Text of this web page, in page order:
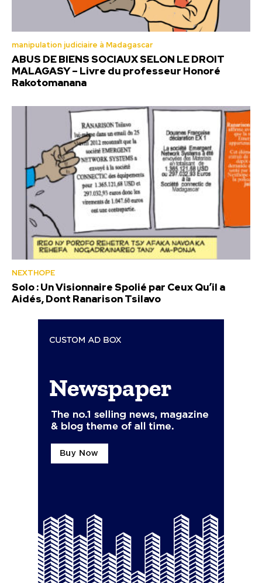
manipulation judiciaire à Madagascar
ABUS DE BIENS SOCIAUX SELON LE DROIT
MALAGASY – Livre du professeur Honoré
Rakotomanana
NEXTHOPE
Solo : Un Visionnaire Spolié par Ceux Qu’il a
Aidés, Dont Ranarison Tsilavo